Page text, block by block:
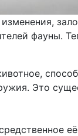
фауны.
Это